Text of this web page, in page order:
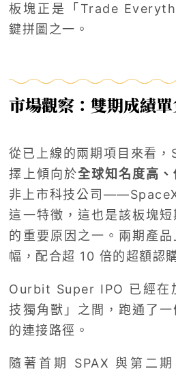
板塊正是「Trade
鍵拼圖之一。
市場觀察：雙期成績
從已上線的兩期項目來看
擇上傾向於全球知名度高
非上市科技公司
這一特徵，這也是該板塊
的重要原因之一。兩期產
幅，配合超 10 倍的超額認
Ourbit Super IPO 已經在
技獨角獸」之間，跑通了
的連接路徑。
隨著首期 SPAX 與第二